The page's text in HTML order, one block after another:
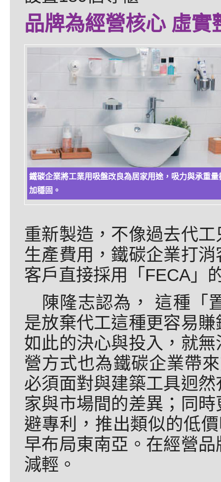
品牌為經營核心 虛實
鐵碳企業將工業用吸盤改良為居家用途，吸力與承重量
加穩固。
重新製造，不像過去代
生產費用，鐵碳企業打
客戶直接採用「FECA」
陳隆志認為， 這種「
是放棄代工這種更容易
如此的決心與投入，就
營方式也為鐵碳企業帶
必須面對與建築工具迥
家與市場間的差異；同
避專利，推出類似的低
早布局東南亞。在經營
減輕。